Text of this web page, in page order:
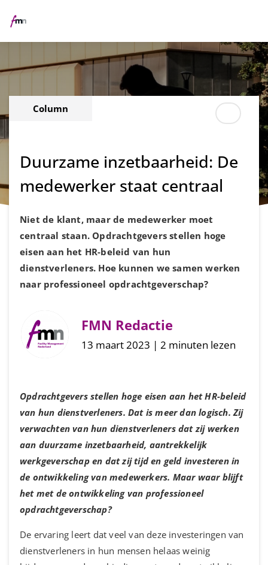
Column
Duurzame inzetbaarheid: De
medewerker staat centraal
Niet de klant, maar de medewerker moet
centraal staan. Opdrachtgevers stellen hoge
eisen aan het HR-beleid van hun
dienstverleners. Hoe kunnen we samen werken
naar professioneel opdrachtgeverschap?
FMN Redactie
13 maart 2023 | 2 minuten lezen
Opdrachtgevers stellen hoge eisen aan het HR-beleid
van hun dienstverleners. Dat is meer dan logisch. Zij
verwachten van hun dienstverleners dat zij werken
aan duurzame inzetbaarheid, aantrekkelijk
werkgeverschap en dat zij tijd en geld investeren in
de ontwikkeling van medewerkers. Maar waar blijft
het met de ontwikkeling van professioneel
opdrachtgeverschap?
De ervaring leert dat veel van deze investeringen van
dienstverleners in hun mensen helaas weinig